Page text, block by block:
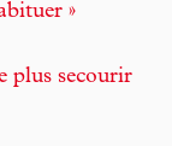
»
plus secourir